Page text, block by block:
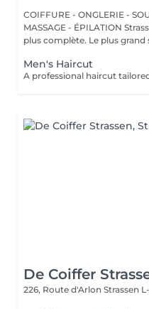
COIFFURE - ONGLERIE -
MASSAGE - ÉPILATION Strassen, c'est NUU dans sa version la
plus complète. Le plus grand
Men's Haircut
De Coiffer
226, Route d'Arlon Strassen